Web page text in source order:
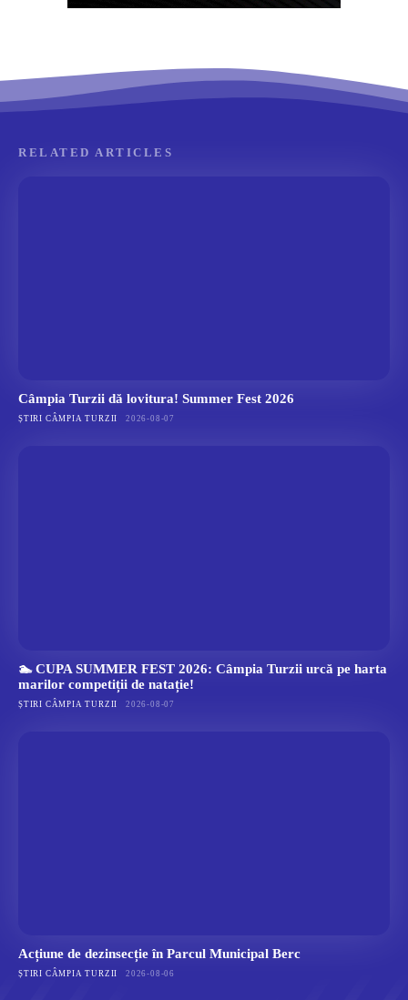
RELATED ARTICLES
Câmpia Turzii dă lovitura! Summer Fest 2026
ȘTIRI CÂMPIA TURZII 2026-08-07
🏊 CUPA SUMMER FEST 2026: Câmpia Turzii urcă pe harta
marilor competiții de natație!
ȘTIRI CÂMPIA TURZII 2026-08-07
Acțiune de dezinsecție în Parcul Municipal Berc
ȘTIRI CÂMPIA TURZII 2026-08-06